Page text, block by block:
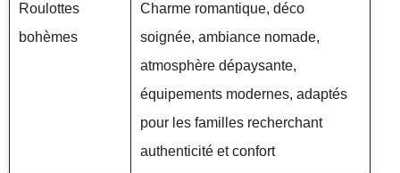
Roulottes
bohèmes
Charme romantique, déco
soignée, ambiance nomade,
atmosphère dépaysante,
équipements modernes, adaptés
pour les familles recherchant
authenticité et confort